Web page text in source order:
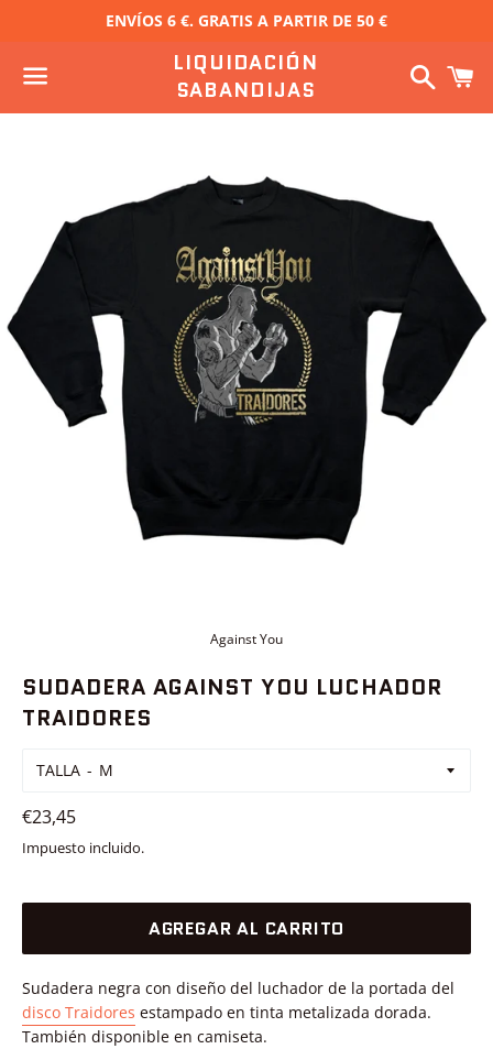
ENVÍOS 6 €. GRATIS A PARTIR DE 50 €
Menú
LIQUIDACIÓN
SABANDIJAS
Against You
SUDADERA AGAINST YOU LUCHADOR
TRAIDORES
TALLA
Precio
habitual
€23,45
Impuesto incluido.
AGREGAR AL CARRITO
Sudadera negra con diseño del luchador de la portada del
disco Traidores estampado en tinta metalizada dorada.
También disponible en camiseta.